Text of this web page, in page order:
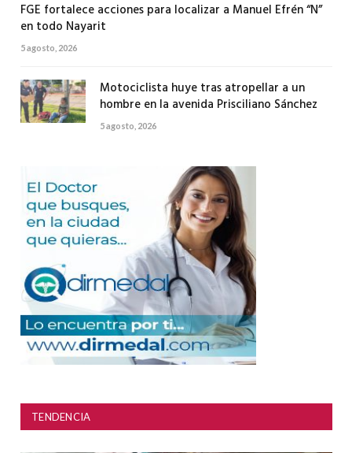
FGE fortalece acciones para localizar a Manuel Efrén “N”
en todo Nayarit
5 agosto, 2026
Motociclista huye tras atropellar a un
hombre en la avenida Prisciliano Sánchez
5 agosto, 2026
TENDENCIA